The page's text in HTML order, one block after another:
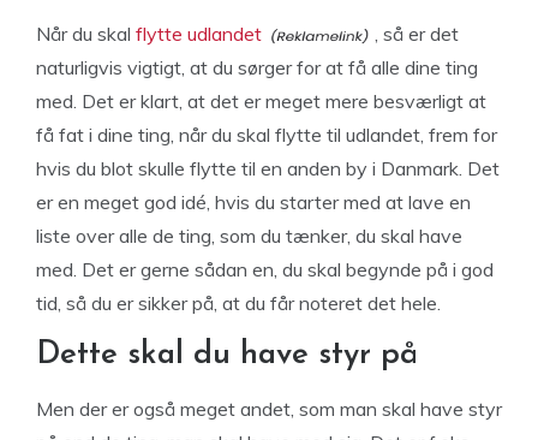
Når du skal flytte udlandet
, så er det
naturligvis vigtigt, at du sørger for at få alle dine ting
med. Det er klart, at det er meget mere besværligt at
få fat i dine ting, når du skal flytte til udlandet, frem for
hvis du blot skulle flytte til en anden by i Danmark. Det
er en meget god idé, hvis du starter med at lave en
liste over alle de ting, som du tænker, du skal have
med. Det er gerne sådan en, du skal begynde på i god
tid, så du er sikker på, at du får noteret det hele.
Dette skal du have styr på
Men der er også meget andet, som man skal have styr